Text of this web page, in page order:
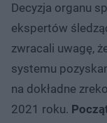
Decyzja organu
ekspertów
zwracali uwagę,
systemu
na dokładne
2021 roku.